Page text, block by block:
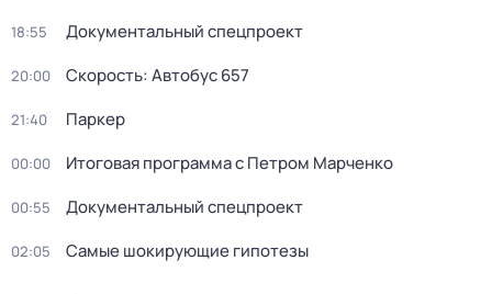
18:55 Документальный спецпроект
20:00 Скорость: Автобус 657
21:40 Пapкер
00:00 Итоговая программа с Петром Марченко
00:55 Документальный спецпроект
02:05 Самые шoкиpующие гипотезы